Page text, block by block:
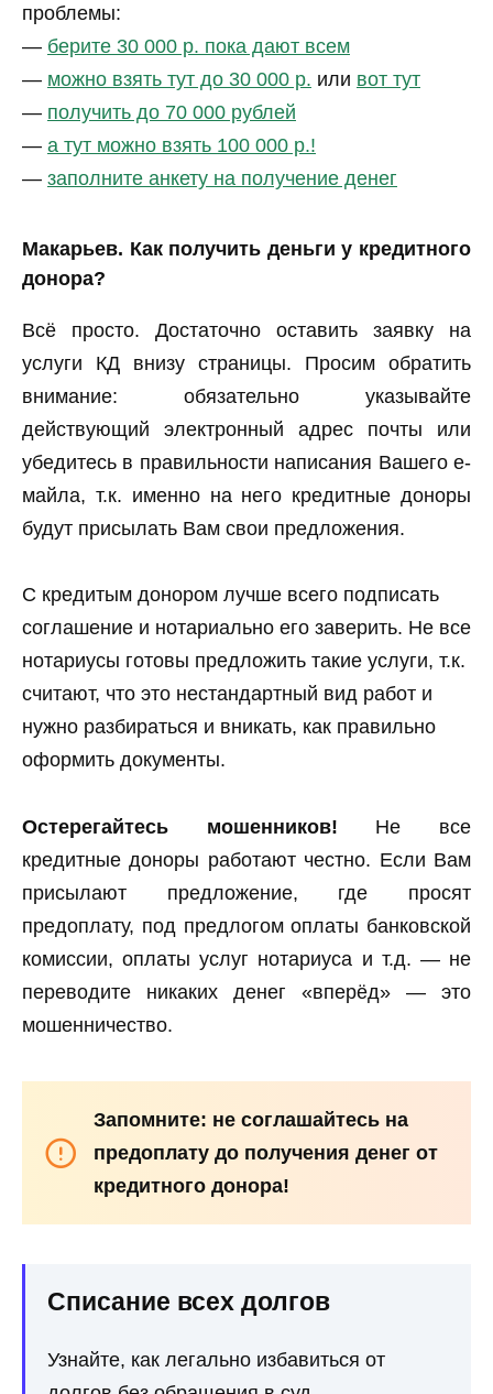
проблемы:
— берите 30 000 р. пока дают всем
— можно взять тут до 30 000 р. или вот тут
— получить до 70 000 рублей
— а тут можно взять 100 000 р.!
— заполните анкету на получение денег
Макарьев. Как получить деньги у кредитного
донора?
Всё просто. Достаточно оставить заявку на
услуги КД внизу страницы. Просим обратить
внимание: обязательно указывайте
действующий электронный адрес почты или
убедитесь в правильности написания Вашего е-
майла, т.к. именно на него кредитные доноры
будут присылать Вам свои предложения.
С кредитым донором лучше всего подписать
соглашение и нотариально его заверить. Не все
нотариусы готовы предложить такие услуги, т.к.
считают, что это нестандартный вид работ и
нужно разбираться и вникать, как правильно
оформить документы.
Остерегайтесь мошенников! Не все
кредитные доноры работают честно. Если Вам
присылают предложение, где просят
предоплату, под предлогом оплаты банковской
комиссии, оплаты услуг нотариуса и т.д. — не
переводите никаких денег «вперёд» — это
мошенничество.
Запомните: не соглашайтесь на
предоплату до получения денег от
кредитного донора!
Списание всех долгов
Узнайте, как легально избавиться от